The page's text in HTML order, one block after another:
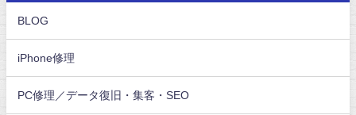
BLOG
iPhone修理
PC修理／データ復旧・集客・SEO